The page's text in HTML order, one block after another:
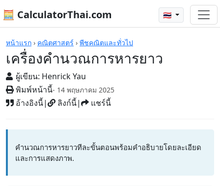
🧮 CalculatorThai.com 🇹🇭
หน้าแรก › คณิตศาสตร์ › พีชคณิตและทั่วไป
เครื่องคำนวณการหารยาว
ผู้เขียน: Henrick Yau
พิมพ์หน้านี้- 14 พฤษภาคม 2025
อ้างอิงนี้| ลิงก์นี้| แชร์นี้
เครื่องคิดเลข
คำนวณการหารยาวทีละขั้นตอนพร้อมคำอธิบายโดยละเอียด
และการแสดงภาพ.